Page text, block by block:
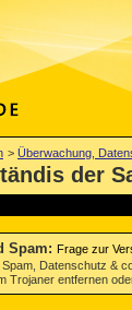
> Überwachung,
der
Spam: Frage zur
Datenschutz &
Trojaner entfernen